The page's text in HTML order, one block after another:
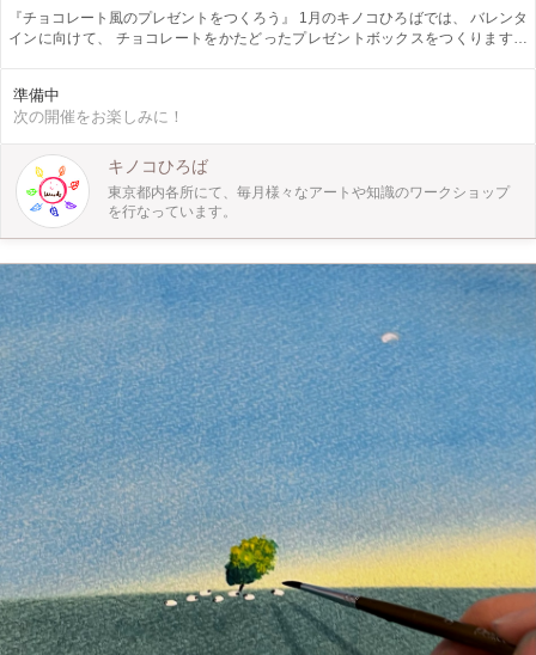
『チョコレート風のプレゼントをつくろう』 1月のキノコひろばでは、 バレンタ
インに向けて、 チョコレートをかたどったプレゼントボックスをつくります！
ください。) ～週末アートふれあい体験～『 キノコひろば 』 キノコひろば
は、東京都内でお子さま向け工作ワークショップ・自然の中で季節を感じるプレ
まならもちろん一人でも！ 自然やアートと触れ合えるキノコひろばにぜひ遊び
にきてくださいね！
準備中
次の開催をお楽しみに！
キノコひろば
東京都内各所にて、毎月様々なアートや知識のワークショップ
を行なっています。